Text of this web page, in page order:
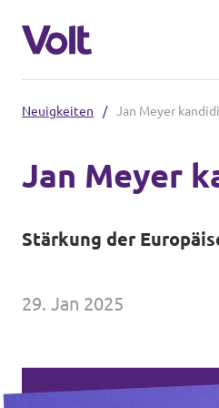
Volt Leipzig
Neuigkeiten
Neuigkeiten / Jan Meyer
Jan Meyer
Stärkung der
29. Jan 2025